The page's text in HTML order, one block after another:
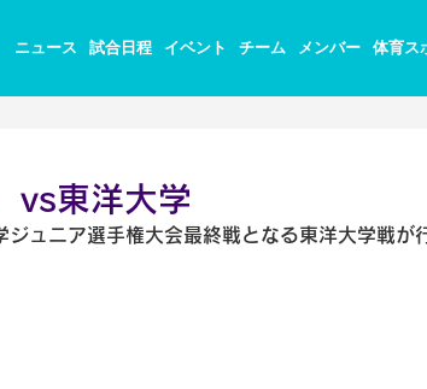
ニュース 試合日程 イベント チーム メンバー 体育ス
vs東洋大学
ュニア選手権大会最終戦となる東洋大学戦が